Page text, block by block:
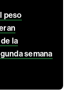
peso
la
semana